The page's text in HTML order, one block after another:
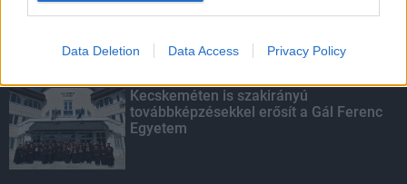
Data Deletion Data Access Privacy Policy
KIEMELT
Kecskeméten is szakirányú
továbbképzésekkel erősít a Gál Ferenc
Egyetem